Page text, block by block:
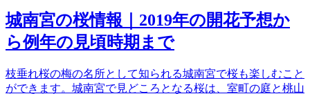
城南宮の桜情報｜2019年の開花予想か
ら例年の見頃時期まで
枝垂れ桜の梅の名所として知られる城南宮で桜も楽しむこと
ができます。城南宮で見どころとなる桜は、室町の庭と桃山